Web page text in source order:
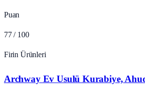
Puan
77 / 100
Firin Ürünleri
Archway Ev Usulü Kurabiye,